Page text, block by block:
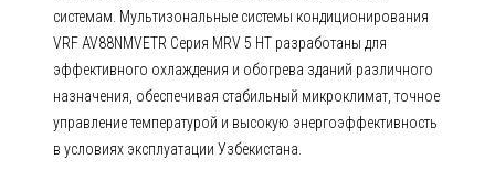
системам. Мультизональные системы кондиционирования
VRF AV88NMVETR Серия MRV 5 HT разработаны для
эффективного охлаждения и обогрева зданий различного
назначения, обеспечивая стабильный микроклимат, точное
управление температурой и высокую энергоэффективность
в условиях эксплуатации Узбекистана.